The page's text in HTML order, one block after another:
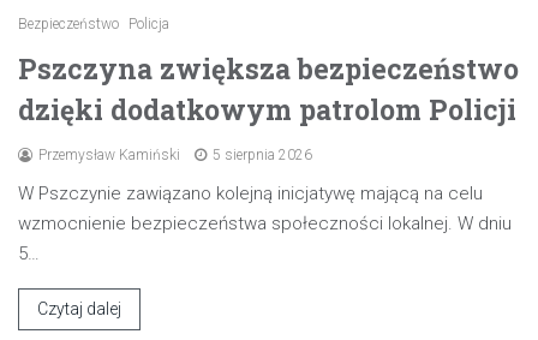
Bezpieczeństwo Policja
Pszczyna zwiększa bezpieczeństwo
dzięki dodatkowym patrolom Policji
Przemysław Kamiński 5 sierpnia 2026
W Pszczynie zawiązano kolejną inicjatywę mającą na celu
wzmocnienie bezpieczeństwa społeczności lokalnej. W dniu
5…
Czytaj dalej